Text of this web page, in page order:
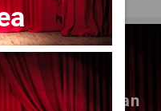
– (regia Bogdan